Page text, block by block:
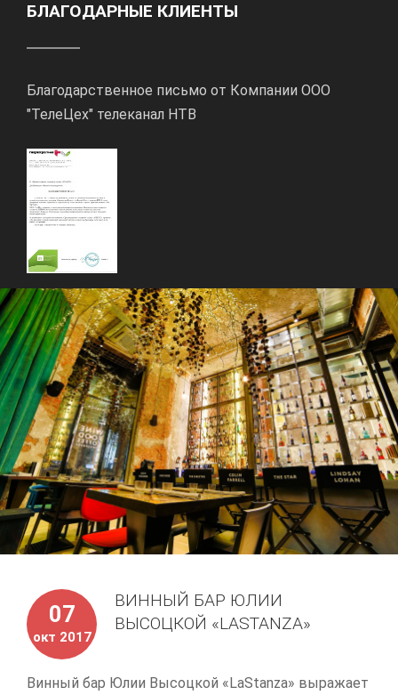
БЛАГОДАРНЫЕ КЛИЕНТЫ
Благодарственное письмо от Компании ООО
"ТелеЦех" телеканал НТВ
07
окт 2017
ВИННЫЙ БАР ЮЛИИ
ВЫСОЦКОЙ «LASTANZA»
Винный бар Юлии Высоцкой «LaStanza» выражает